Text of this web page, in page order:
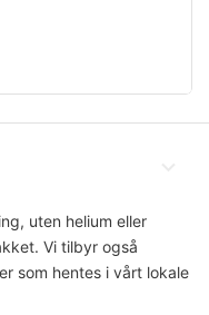
uten helium eller
Vi tilbyr også
som hentes i vårt lokale